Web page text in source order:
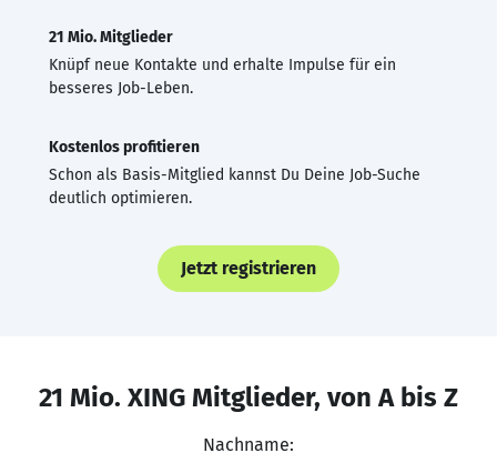
21 Mio. Mitglieder
Knüpf neue Kontakte und erhalte Impulse für ein
besseres Job-Leben.
Kostenlos profitieren
Schon als Basis-Mitglied kannst Du Deine Job-Suche
deutlich optimieren.
Jetzt registrieren
21 Mio. XING Mitglieder, von A bis Z
Nachname: